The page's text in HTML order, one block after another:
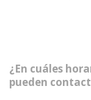
¿En cuáles
pueden